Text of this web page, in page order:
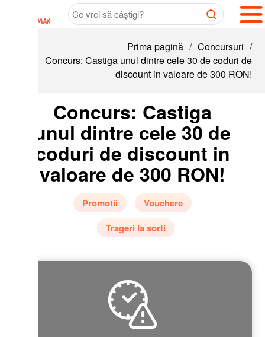
Prima pagină / Concursuri /
Concurs: Castiga unul dintre cele 30 de coduri de
discount in valoare de 300 RON!
Concurs: Castiga
dintre cele 30 de
de discount in
valoare de 300 RON!
Promotii
Vouchere
Trageri la sorti